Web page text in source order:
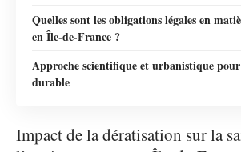
Quelles sont les obligations légales en
en Île-de-France ?
Approche scientifique et urbanistique
durable
Impact de la dératisation sur la